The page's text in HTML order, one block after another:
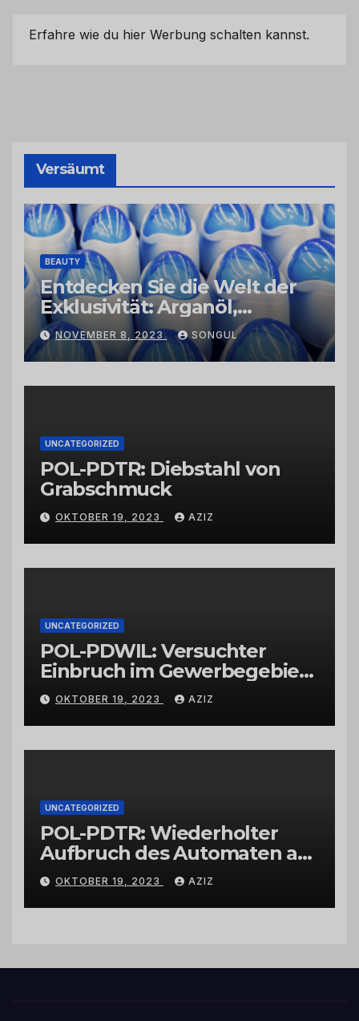
Erfahre wie du hier Werbung schalten kannst.
Versäumt
BEAUTY
Entdecken Sie die Welt der
Exklusivität: Arganöl,
Kaktusfeigenkernöl und
Schwarzkümmelöl von
vertrauenswürdigen
Großhändlern und Anbietern
NOVEMBER 8, 2023 SONGUL
UNCATEGORIZED
POL-PDTR: Diebstahl von
Grabschmuck
OKTOBER 19, 2023 AZIZ
UNCATEGORIZED
POL-PDWIL: Versuchter
Einbruch im Gewerbegebiet
Wittlich
OKTOBER 19, 2023 AZIZ
UNCATEGORIZED
POL-PDTR: Wiederholter
Aufbruch des Automaten am
Wohnmobilstellplatz in
Hermeskeil am Labachweg
OKTOBER 19, 2023 AZIZ